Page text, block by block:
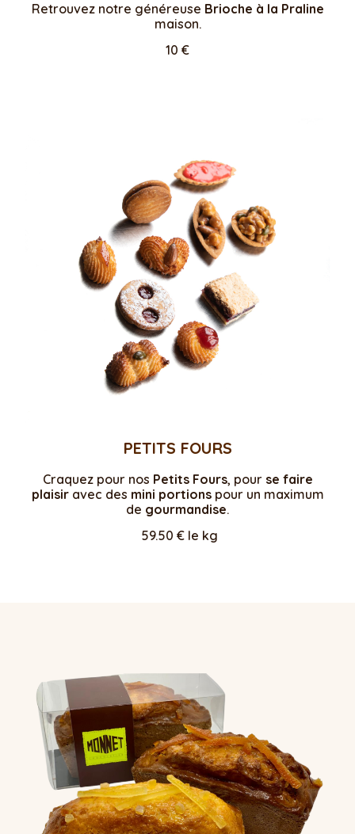
Retrouvez notre généreuse Brioche à la Praline
maison.
10 €
PETITS FOURS
Craquez pour nos Petits Fours, pour se faire
plaisiravec des mini portionspour un maximum
de gourmandise.
59.50 € le kg